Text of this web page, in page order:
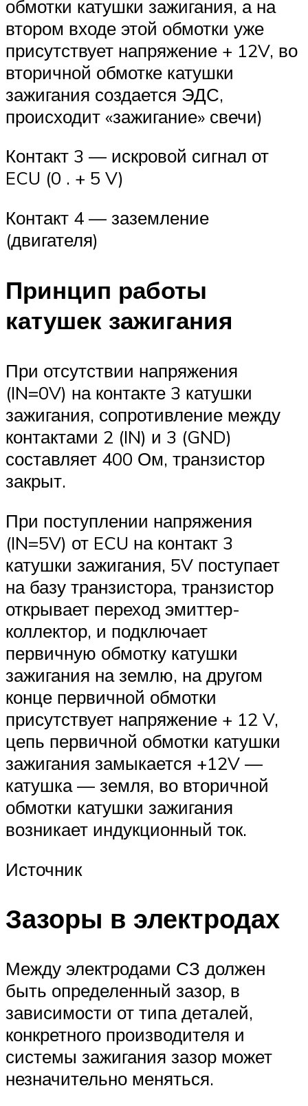
обмотки катушки зажигания, а на
втором входе этой обмотки уже
присутствует напряжение + 12V, во
вторичной обмотке катушки
зажигания создается ЭДС,
происходит «зажигание» свечи)
Контакт 3 — искровой сигнал от
ECU (0 . + 5 V)
Контакт 4 — заземление
(двигателя)
Принцип работы
катушек зажигания
При отсутствии напряжения
(IN=0V) на контакте 3 катушки
зажигания, сопротивление между
контактами 2 (IN) и 3 (GND)
составляет 400 Ом, транзистор
закрыт.
При поступлении напряжения
(IN=5V) от ECU на контакт 3
катушки зажигания, 5V поступает
на базу транзистора, транзистор
открывает переход эмиттер-
коллектор, и подключает
первичную обмотку катушки
зажигания на землю, на другом
конце первичной обмотки
присутствует напряжение + 12 V,
цепь первичной обмотки катушки
зажигания замыкается +12V —
катушка — земля, во вторичной
обмотки катушки зажигания
возникает индукционный ток.
Источник
Зазоры в электродах
Между электродами СЗ должен
быть определенный зазор, в
зависимости от типа деталей,
конкретного производителя и
системы зажигания зазор может
незначительно меняться.